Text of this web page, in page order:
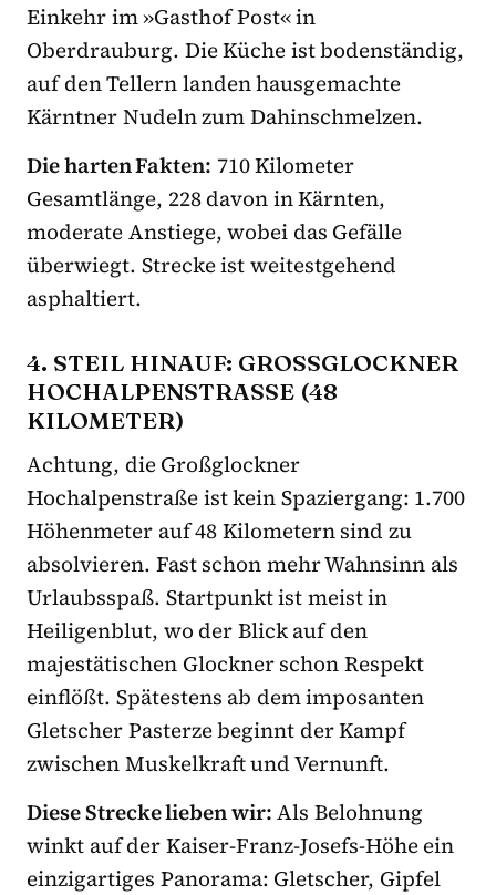
Einkehr im »Gasthof Post« in
Oberdrauburg. Die Küche ist bodenständig,
auf den Tellern landen hausgemachte
Kärntner Nudeln zum Dahinschmelzen.
Die harten Fakten: 710 Kilometer
Gesamtlänge, 228 davon in Kärnten,
moderate Anstiege, wobei das Gefälle
überwiegt. Strecke ist weitestgehend
asphaltiert.
4. STEIL HINAUF: GROSSGLOCKNER H
OCHALPENSTRASSE (48 KI
LOMETER)
Achtung, die Großglockner
Hochalpenstraße ist kein Spaziergang: 1.700
Höhenmeter auf 48 Kilometern sind zu
absolvieren. Fast schon mehr Wahnsinn als
Urlaubsspaß. Startpunkt ist meist in
Heiligenblut, wo der Blick auf den
majestätischen Glockner schon Respekt
einflößt. Spätestens ab dem imposanten
Gletscher Pasterze beginnt der Kampf
zwischen Muskelkraft und Vernunft.
Diese Strecke lieben wir:Als Belohnung
winkt auf der Kaiser-Franz-Josefs-Höhe ein
einzigartiges Panorama: Gletscher, Gipfel